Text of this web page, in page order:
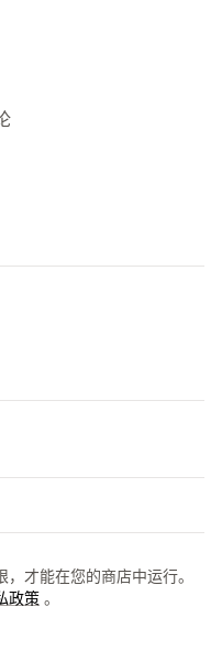
才能在您的商店中运行。
政策 。